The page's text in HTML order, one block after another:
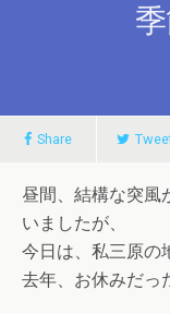
Share
昼間、結構な突風
いましたが、
今日は、私三原の
去年、お休みだっ